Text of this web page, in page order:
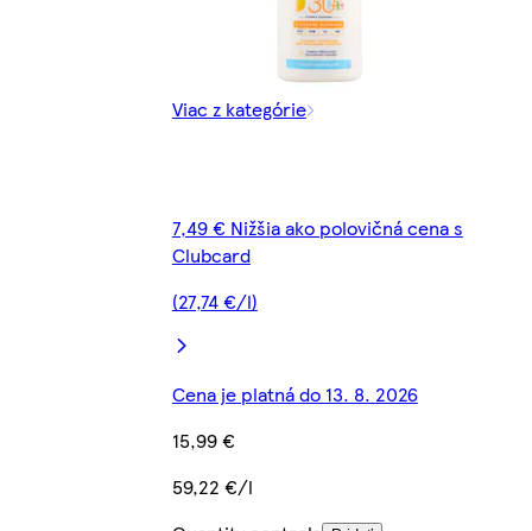
Viac z kategórie
7,49 € Nižšia ako polovičná cena s
Clubcard
(27,74 €/l)
Cena je platná do 13. 8. 2026
15,99 €
59,22 €/l